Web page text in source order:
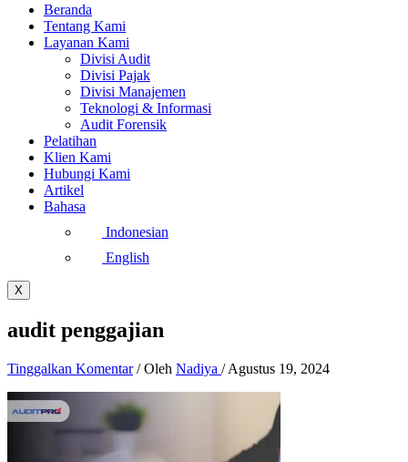
Beranda
Tentang Kami
Layanan Kami
Divisi Audit
Divisi Pajak
Divisi Manajemen
Teknologi & Informasi
Audit Forensik
Pelatihan
Klien Kami
Hubungi Kami
Artikel
Bahasa
Indonesian
English
X
audit penggajian
Tinggalkan Komentar / Oleh Nadiya /Agustus 19, 2024